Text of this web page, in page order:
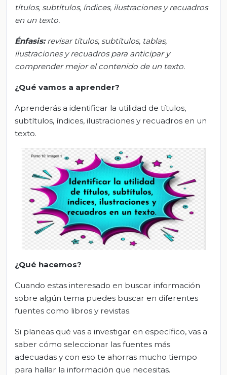
títulos, subtítulos, índices, ilustraciones y recuadros
en un texto.
Énfasis: revisar títulos, subtítulos, tablas,
ilustraciones y recuadros para anticipar y
comprender mejor el contenido de un texto.
¿Qué vamos a aprender?
Aprenderás a identificar la utilidad de títulos,
subtítulos, índices, ilustraciones y recuadros en un
texto.
¿Qué hacemos?
Cuando estas interesado en buscar información
sobre algún tema puedes buscar en diferentes
fuentes como libros y revistas.
Si planeas qué vas a investigar en específico, vas a
saber cómo seleccionar las fuentes más
adecuadas y con eso te ahorras mucho tiempo
para hallar la información que necesitas.